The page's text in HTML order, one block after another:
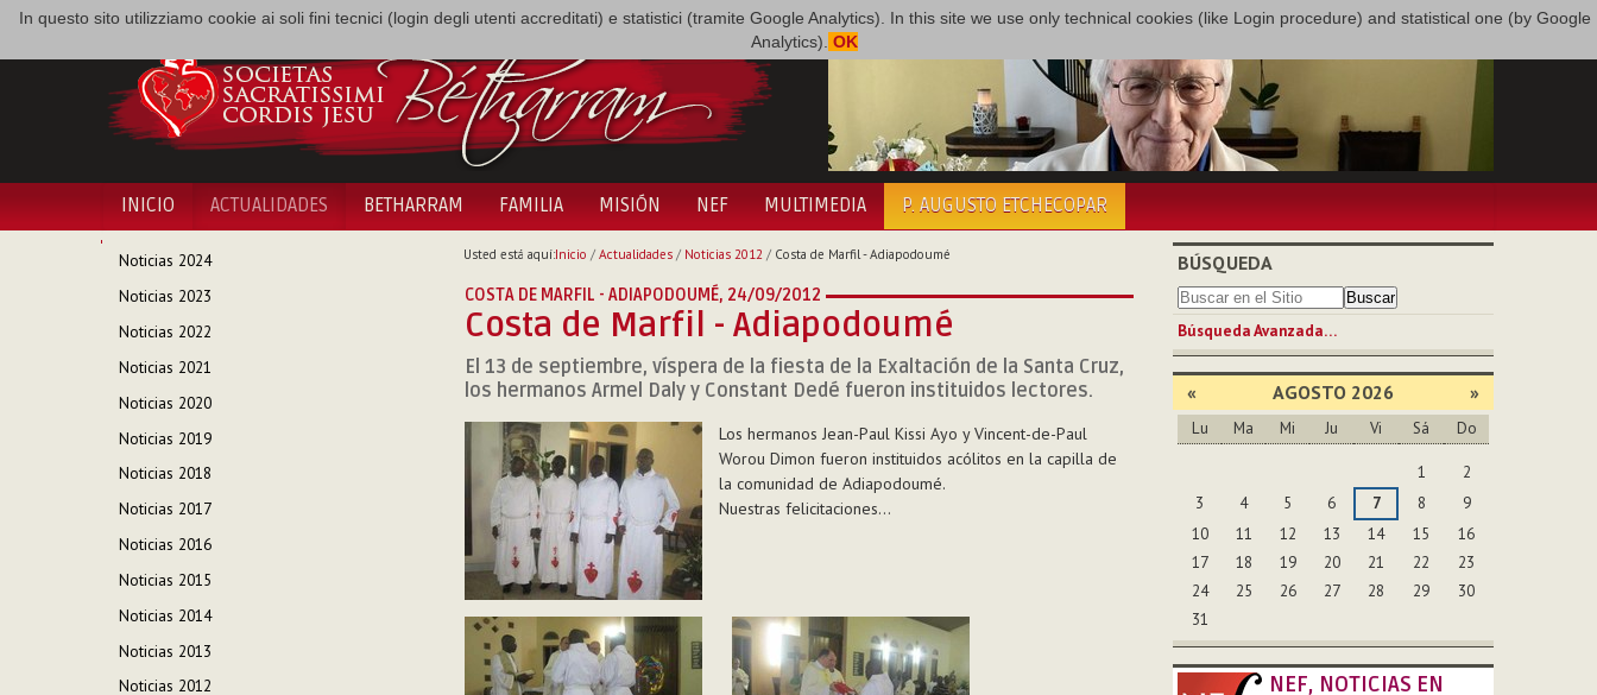
In questo sito utilizziamo cookie ai soli fini tecnici (login degli utenti accreditati) e statistici (tramite Google Analytics). In this site we use only technical cookies (like Login procedure) and statistical one (by Google
Analytics). OK
INICIO ACTUALIDADES BETHARRAM FAMILIA MISIÓN NEF MULTIMEDIA P. AUGUSTO ETCHECOPAR
NAVEGACIÓN
Noticias 2024
Noticias 2023
Noticias 2022
Noticias 2021
Noticias 2020
Noticias 2019
Noticias 2018
Noticias 2017
Noticias 2016
Noticias 2015
Noticias 2014
Noticias 2013
Noticias 2012
Usted está aquí:Inicio / Actualidades/ Noticias 2012 / Costa de Marfil - Adiapodoumé
COSTA DE MARFIL - ADIAPODOUMÉ, 24/09/2012
Costa de Marfil - Adiapodoumé
El 13 de septiembre, víspera de la fiesta de la Exaltación de la Santa Cruz,
los hermanos Armel Daly y Constant Dedé fueron instituidos lectores.
Los hermanos Jean-Paul Kissi Ayo y Vincent-de-Paul
Worou Dimon fueron instituidos acólitos en la capilla de
la comunidad de Adiapodoumé.
Nuestras felicitaciones...
BÚSQUEDA
Búsqueda Avanzada…
« AGOSTO 2026 »
Lu Ma Mi Ju Vi Sá Do
1
2
3
4 5 6 7 8
9
10
11 12 13 14 15
16
17
18 19 20 21 22
23
24
25 26 27 28 29
30
31
NEF, NOTICIAS EN